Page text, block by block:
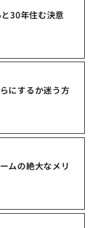
30年住む決意
にするか迷う方
ムの絶大なメリ